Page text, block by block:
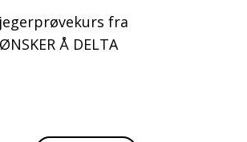
fra
Å DELTA